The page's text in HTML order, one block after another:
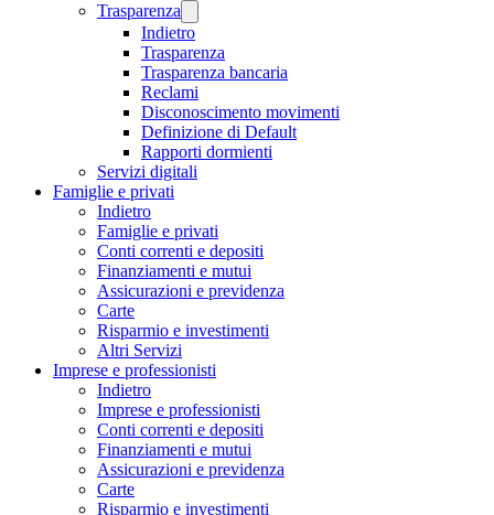
Trasparenza
Indietro
Trasparenza
Trasparenza bancaria
Reclami
Disconoscimento movimenti
Definizione di Default
Rapporti dormienti
Servizi digitali
Famiglie e privati
Indietro
Famiglie e privati
Conti correnti e depositi
Finanziamenti e mutui
Assicurazioni e previdenza
Carte
Risparmio e investimenti
Altri Servizi
Imprese e professionisti
Indietro
Imprese e professionisti
Conti correnti e depositi
Finanziamenti e mutui
Assicurazioni e previdenza
Carte
Risparmio e investimenti